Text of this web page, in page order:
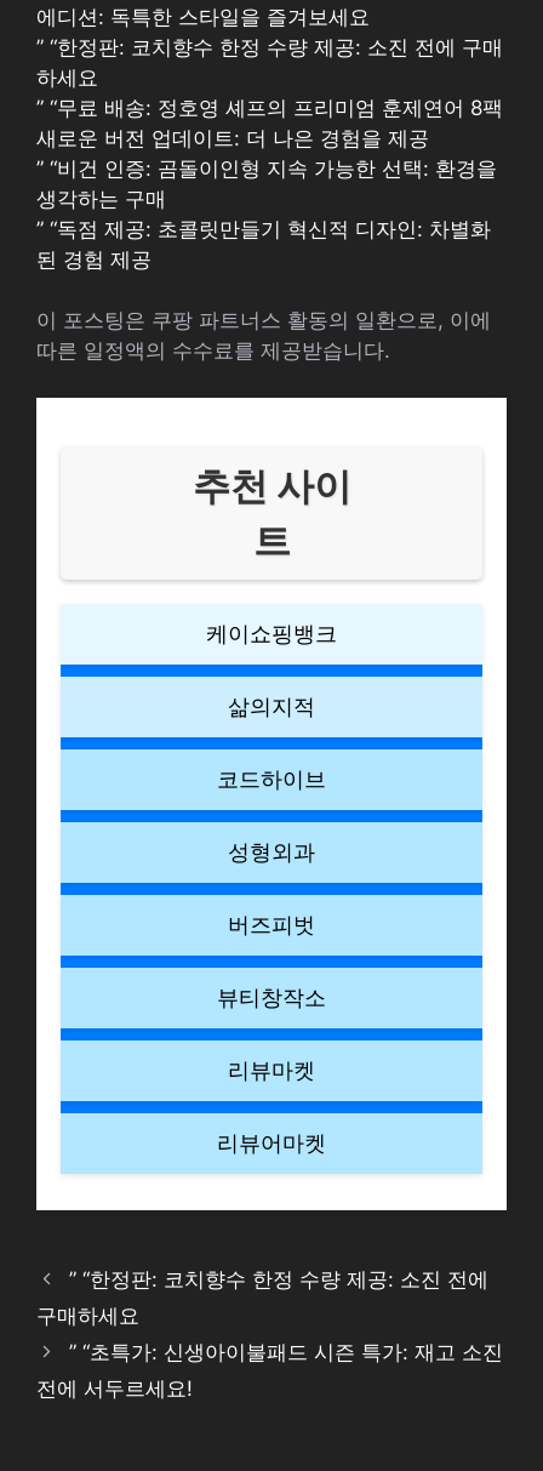
에디션: 독특한 스타일을 즐겨보세요
” “한정판: 코치향수 한정 수량 제공: 소진 전에 구매
하세요
” “무료 배송: 정호영 셰프의 프리미엄 훈제연어 8팩
새로운 버전 업데이트: 더 나은 경험을 제공
” “비건 인증: 곰돌이인형 지속 가능한 선택: 환경을
생각하는 구매
” “독점 제공: 초콜릿만들기 혁신적 디자인: 차별화
된 경험 제공
이 포스팅은 쿠팡 파트너스 활동의 일환으로, 이에
따른 일정액의 수수료를 제공받습니다.
추천 사이
트
케이쇼핑뱅크
삶의지적
코드하이브
성형외과
버즈피벗
뷰티창작소
리뷰마켓
리뷰어마켓
” “한정판: 코치향수 한정 수량 제공: 소진 전에
구매하세요
” “초특가: 신생아이불패드 시즌 특가: 재고 소진
전에 서두르세요!